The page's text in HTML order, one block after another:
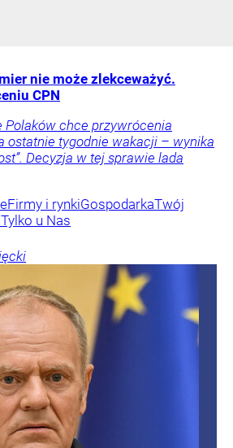
nie może zlekceważyć.
CPN
chce przywrócenia
ostatnie tygodnie wakacji – wynika
Decyzja w tej sprawie lada
Firmy i rynkiGospodarkaTwój
Tylko u Nas